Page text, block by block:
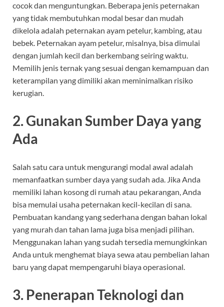
cocok dan menguntungkan. Beberapa jenis peternakan
yang tidak membutuhkan modal besar dan mudah
dikelola adalah peternakan ayam petelur, kambing, atau
bebek. Peternakan ayam petelur, misalnya, bisa dimulai
dengan jumlah kecil dan berkembang seiring waktu.
Memilih jenis ternak yang sesuai dengan kemampuan dan
keterampilan yang dimiliki akan meminimalkan risiko
kerugian.
2.Gunakan Sumber Daya yang
Ada
Salah satu cara untuk mengurangi modal awal adalah
memanfaatkan sumber daya yang sudah ada. Jika Anda
memiliki lahan kosong di rumah atau pekarangan, Anda
bisa memulai usaha peternakan kecil-kecilan di sana.
Pembuatan kandang yang sederhana dengan bahan lokal
yang murah dan tahan lama juga bisa menjadi pilihan.
Menggunakan lahan yang sudah tersedia memungkinkan
Anda untuk menghemat biaya sewa atau pembelian lahan
baru yang dapat mempengaruhi biaya operasional.
3. Penerapan Teknologi dan